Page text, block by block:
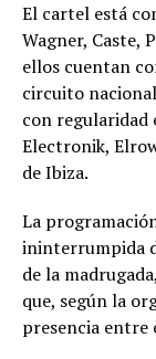
El cartel está
Wagner, Caste,
ellos cuentan
circuito
con regularidad
Electronik,
de Ibiza.
La
ininterrumpida
de la
que, según la
presencia entre